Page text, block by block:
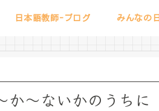
日本語教師-ブログ みんなの
か～ないかのうち